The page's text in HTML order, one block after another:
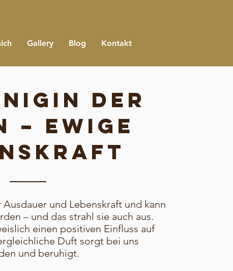
Gallery Blog Kontakt
der
– ewige
und Lebenskraft und kann
– und das strahl sie auch aus.
einen positiven Einfluss auf
Duft sorgt bei uns
und beruhigt.